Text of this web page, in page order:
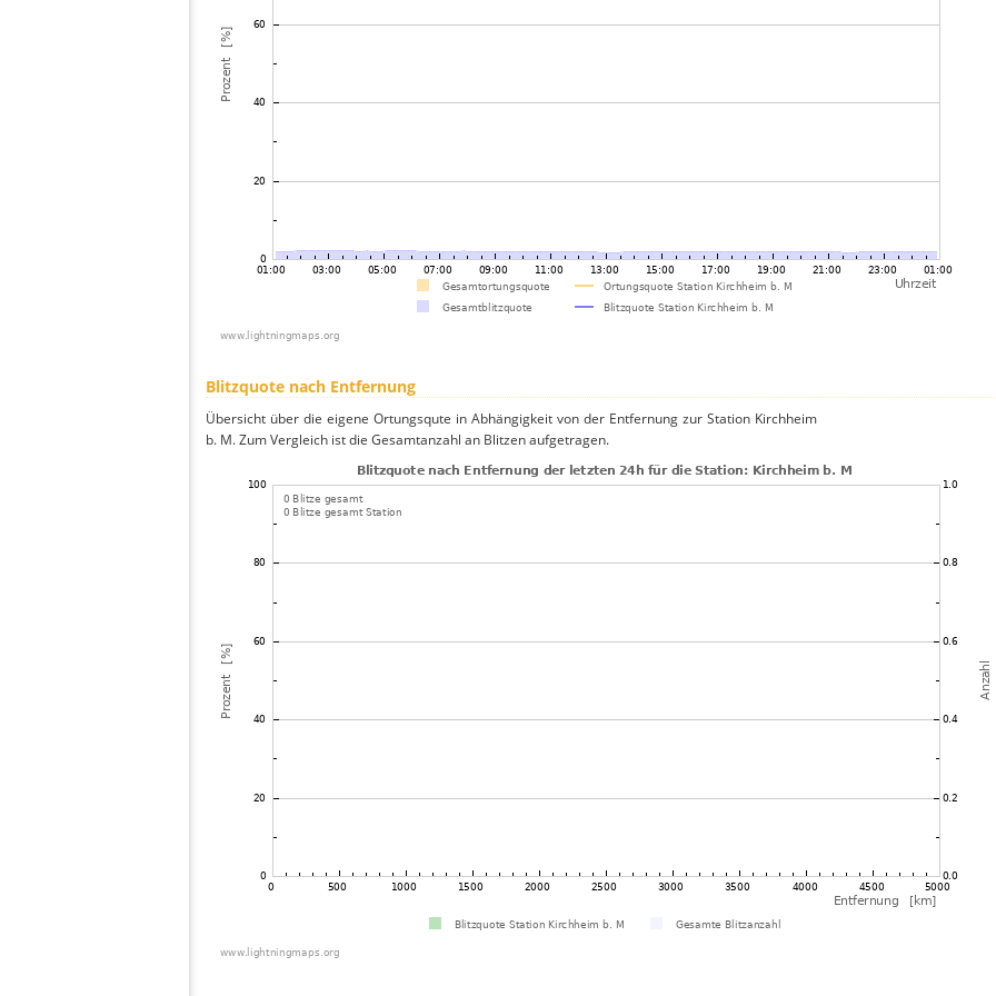
Blitzquote nach Entfernung
Übersicht über die eigene Ortungsqute in Abhängigkeit von der Entfernung zur Station Kirchheim
b. M. Zum Vergleich ist die Gesamtanzahl an Blitzen aufgetragen.